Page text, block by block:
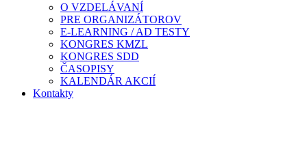
O VZDELÁVANÍ
PRE ORGANIZÁTOROV
E-LEARNING / AD TESTY
KONGRES KMZL
KONGRES SDD
ČASOPISY
KALENDÁR AKCIÍ
Kontakty